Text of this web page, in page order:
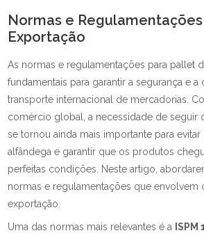
Normas e
Exportação
As normas e regulamentações para pallet
fundamentais para garantir a segurança e
transporte internacional de mercadorias.
comércio global, a necessidade de seguir
se tornou ainda mais importante para
alfândega e garantir que os produtos
perfeitas condições. Neste artigo,
normas e regulamentações que envolvem
exportação.
Uma das normas mais relevantes é a ISPM